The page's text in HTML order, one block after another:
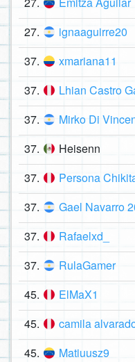
27. ignaaguirre20
37. xmariana11
37. Lhian Castro
37. Mirko Di
37. Heisenn
37. Persona
37. Gael Navarro
37. Rafaelxd_
37. RulaGamer
45. ElMaX1
45. camila
45. Matiuusz9